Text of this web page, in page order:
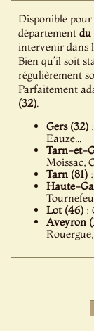
Disponible pour
départementdu
intervenir dans
Bien qu’il soit
régulièrement
Parfaitement
(32).
Gers (32)
Eauze...
Tarn-et-
Moissac,
Tarn (81)
Haute-
Lot (46) :
Aveyron